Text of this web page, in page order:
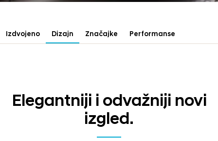
Izdvojeno Dizajn Značajke Performanse
Elegantniji i odvažniji novi
izgled.